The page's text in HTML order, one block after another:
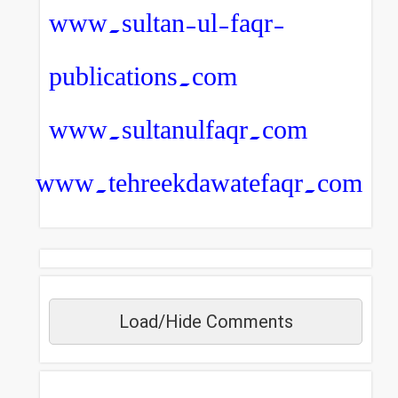
www.sultan-ul-faqr-
publications.com
www.sultanulfaqr.com
www.tehreekdawatefaqr.com
Load/Hide Comments